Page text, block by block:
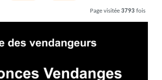
Page visitée 3793fois